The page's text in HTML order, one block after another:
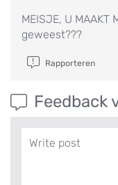
MEISJE, U MAAKT
geweest???
Rapporteren
Feedback